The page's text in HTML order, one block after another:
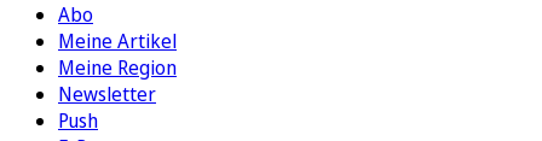
Abo
Meine Artikel
Meine Region
Newsletter
Push